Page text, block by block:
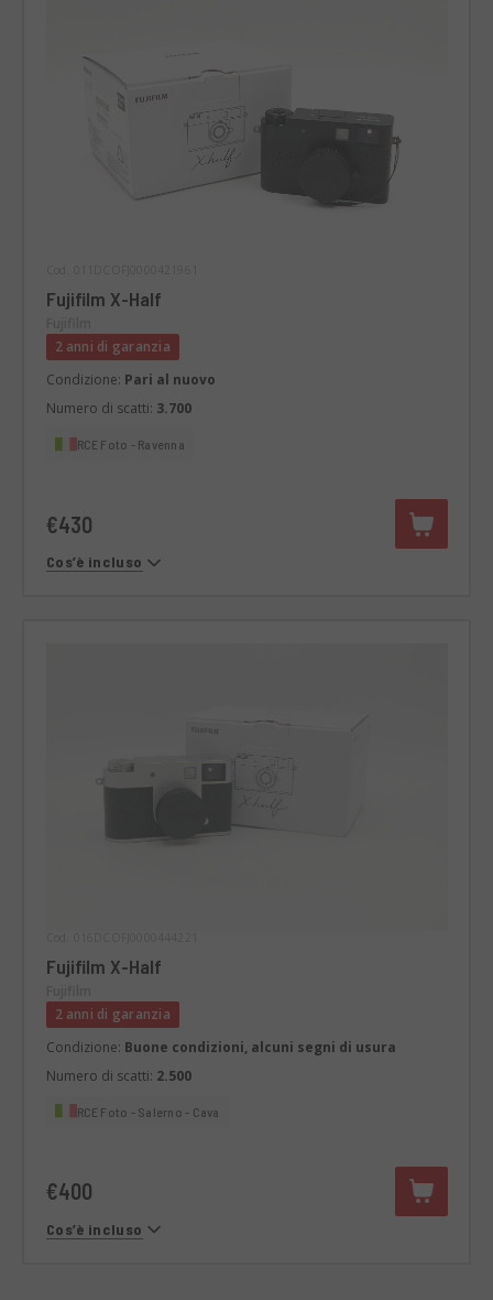
Fujifilm X-Half
2 anni di garanzia
Condizione: Pari al nuovo
Numero di scatti: 3.700
RCE Foto - Ravenna
€430
Cos’è incluso
Fujifilm X-Half
2 anni di garanzia
Condizione: Buone condizioni, alcuni segni di usura
Numero di scatti: 2.500
RCE Foto - Salerno - Cava
€400
Cos’è incluso